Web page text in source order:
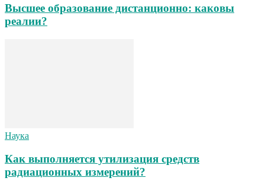
Высшее образование дистанционно: каковы
реалии?
Наука
Как выполняется утилизация средств
радиационных измерений?